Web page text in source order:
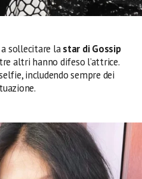
sollecitare lastar di Gossip
altri hanno difeso l’attrice.
includendo sempre dei